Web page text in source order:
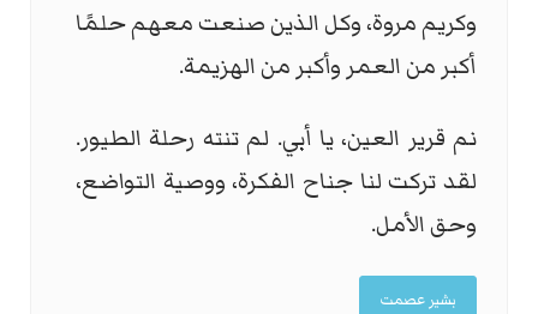
وكريم مروة، وكل الذين صنعت معهم حلمًا
أكبر من العمر وأكبر من الهزيمة.
نم قرير العين، يا أبي. لم تنته رحلة الطيور.
لقد تركت لنا جناح الفكرة، ووصية التواضع،
وحق الأمل.
بشير عصمت